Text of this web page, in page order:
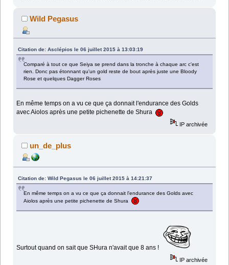
Wild Pegasus
Citation de: Asclépios le 06 juillet 2015 à 13:03:19
Comparé à tout ce que Seiya se prend dans la tronche à chaque arc c'est
rien. Donc pas étonnant qu'un gold reste de bout après juste une Bloody
Rose et quelques Dagger Roses
En même temps on a vu ce que ça donnait l'endurance des Golds
avec Aiolos après une petite pichenette de Shura
IP archivée
un_de_plus
Citation de: Wild Pegasus le 06 juillet 2015 à 14:21:37
En même temps on a vu ce que ça donnait l'endurance des Golds avec
Aiolos après une petite pichenette de Shura
Surtout quand on sait que SHura n'avait que 8 ans !
IP archivée